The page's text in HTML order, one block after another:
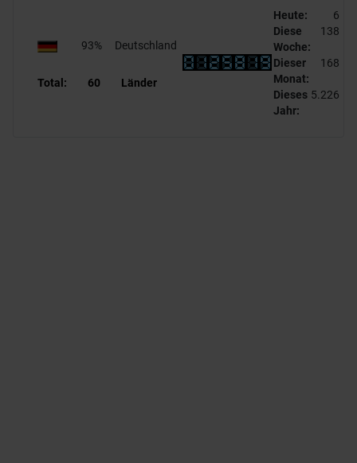
93% Deutschland
Total: 60 Länder
Heute:
6
Diese
Woche:
138
Dieser
Monat:
168
Dieses
Jahr:
5.226